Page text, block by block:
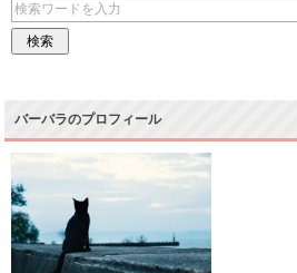
バーバラのプロフィール